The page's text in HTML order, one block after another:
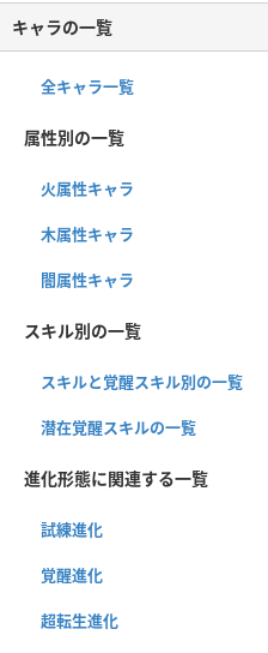
キャラの一覧
全キャラ一覧
属性別の一覧
火属性キャラ
木属性キャラ
闇属性キャラ
スキル別の一覧
スキルと覚醒スキル別の一覧
潜在覚醒スキルの一覧
進化形態に関連する一覧
試練進化
覚醒進化
超転生進化